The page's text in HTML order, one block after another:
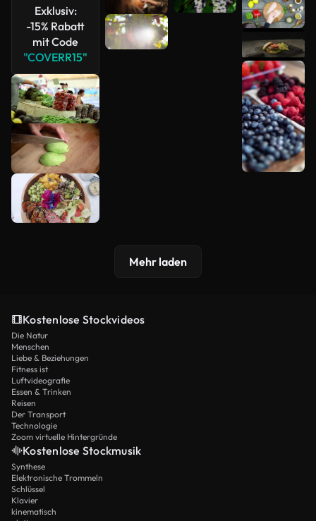
Exklusiv:
-15% Rabatt
mit Code
"COVERR15"
Mehr
anzeigen
Mehr laden
Kostenlose Stockvideos
Die Natur
Menschen
Liebe & Beziehungen
Fitness ist
Luftvideografie
Essen & Trinken
Reisen
Der Transport
Technologie
Zoom virtuelle Hintergründe
Kostenlose Stockmusik
Synthese
Elektronische Trommeln
Schlüssel
Klavier
kinematisch